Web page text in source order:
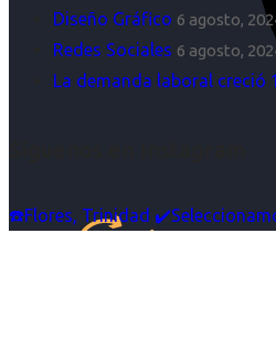
Diseño Gráfico 6 agosto,
Redes Sociales 6 agosto,
La demanda laboral creció
☎️Flores, Trinidad